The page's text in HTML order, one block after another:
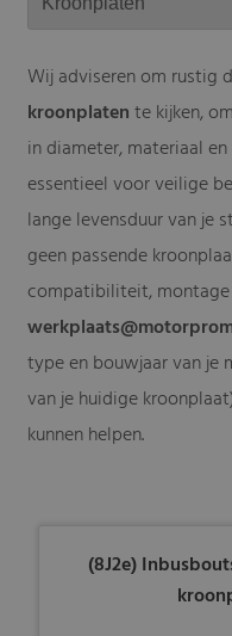
Wij adviseren om rustig
kroonplatente kijken,
in diameter, materiaal
essentieel voor veilige
lange levensduur van je
geen passende
compatibiliteit,
type en bouwjaar van je
van je huidige
kunnen helpen.
(8J2e)